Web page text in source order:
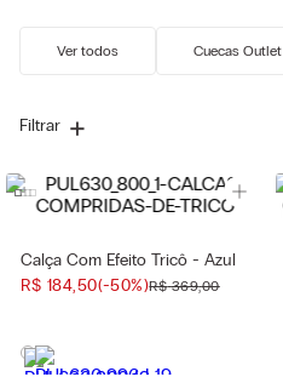
Ver todos Cuecas Outlet
Filtrar
Calça Com Efeito Tricô - Azul
R$ 184,50(-50%)R$ 369,00